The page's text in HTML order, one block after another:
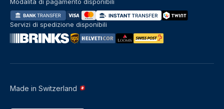
Made in Switzerland
Servizi di spedizione disponibili